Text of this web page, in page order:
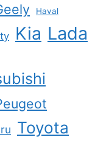
Haval
Kia Lada
Toyota